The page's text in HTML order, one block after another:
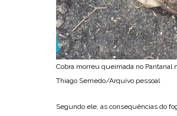
Cobra morreu queimada no Pantanal
Thiago Semedo/Arquivo pessoal
Segundo ele, as consequências do